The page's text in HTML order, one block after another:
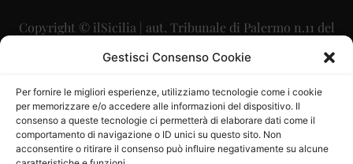
Gestisci Consenso Cookie
Per fornire le migliori esperienze, utilizziamo tecnologie come i cookie
per memorizzare e/o accedere alle informazioni del dispositivo. Il
consenso a queste tecnologie ci permetterà di elaborare dati come il
comportamento di navigazione o ID unici su questo sito. Non
acconsentire o ritirare il consenso può influire negativamente su alcune
Copyright © ilSicilia | aut. Tribunale di Palermo n.11 del
29/09/2015
Direttore Editoriale: Maurizio Scaglione
Direttore Responsabile: Maria Calabrese